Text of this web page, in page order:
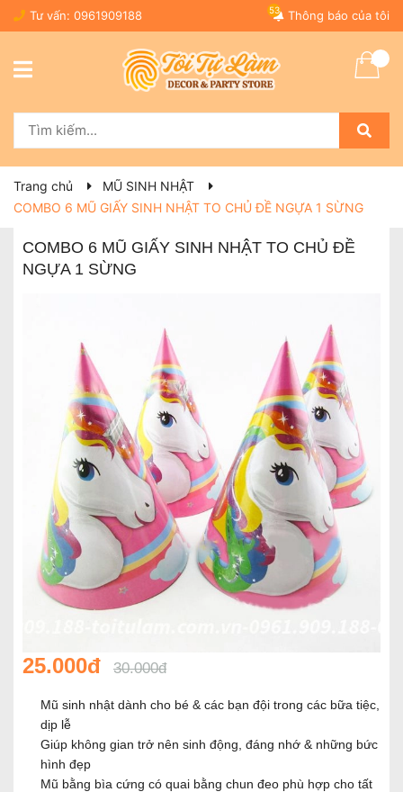
Tư vấn: 0961909188 Thông báo của tôi
53
Trang chủ
MŨ SINH NHẬT
COMBO 6 MŨ GIẤY SINH NHẬT TO CHỦ ĐỀ NGỰA 1 SỪNG
COMBO 6 MŨ GIẤY SINH NHẬT TO CHỦ ĐỀ
NGỰA 1 SỪNG
25.000đ 30.000đ
Mũ sinh nhật dành cho bé & các bạn đội trong các bữa tiệc,
dịp lễ
Giúp không gian trở nên sinh động, đáng nhớ & những bức
hình đẹp
Mũ bằng bìa cứng có quai bằng chun đeo phù hợp cho tất